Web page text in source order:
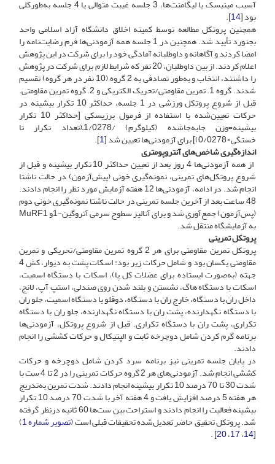
آسیب مینیسک یا لیگامنت‌ها، 3 جلسه غیبت متوالی یا 4 جلسه به‌طور‌کلی
بود [14
].
همچنین پروتکل مطالعه توسط کمیته اخلاق دانشگاه آزاد اسلامی واحد
بجنورد تأیید شد. همچنین در 1 جلسه همه‌ آزمودنی‌ها فرم رضایت‌نامه را
امضا کردند و آگاهانه و داوطلبانه آمادگی خود را برای شرکت در این پژوهش
اعلام کردند. از بین داوطلبان، 20 نفر که شرایط لازم برای شرکت در پژوهش
را داشتند، انتخاب و به‌طور تصادفی به 2 گروه (10 نفر در هر گروه) تقسیم
شدند. گروه 1. تمرین مقاومتی/تحریک الکتریکی و 2. گروه تمرین مقاومتی.
قبل از شروع پروتکل ورزشی در 1 جلسه، حداکثر 10 تکرار بیشینه در
حرکات تعیین‌شده با استفاده از فرمول برزیسکی [حداکثر 10 تکرار
بیشینه=وزن جابه‌جاشده (کیلوگرم) /1/0278–(تعداد تکرار تا
خستگی×0/0278)] برای آزمودنی‌ها تعیین شد [ 1
].
اندازه‌گیری شاخص‌های آنتروپومتری
از همه آزمودنی‌ها 4 روز بعد از تعیین حداکثر 10 تکرار بیشینه و قبل از
شروع پروتکل‌های تمرینی، نمونه‌گیری خونی (پیش‌آزمون) در حالت ناشتا
انجام شد. در ادامه، آزمودنی‌ها 12 هفته آزمایش مورد نظر را انجام دادند.
48 ساعت بعد از آخرین جلسه تمرینی در حالت ناشتا نمونه‌گیری خونی دوم
(پس‌آزمون) جمع‌آوری شد و برای آنالیز سطوح سرمی آتروگین-1و MuRF1
به آزمایشگاه منتقل شد.
پروتکل تمرینی
پروتکل تمرین مقاومتی برای هر 2 گروه تمرین مقاومتی/تحریکی و تمرین
مقاومتی یکسان بود و شامل حرکات زیر بود: اسکات پشت به دیوار، کش 4
جهته (به‌صورت ایستاده برای عضلات کل پا)، اسکات با دستگاه اسمیت،
اسکات با دستگاه هاگ، نشستن و بلند شدن روی صندلی، استپ آپ، لانج،
داخل ران با دستگاه، خارج ران با دستگاه، دوقلو با دستگاه اسمیت، جلو ران
با دستگاه نگهدارنده، پشت ران با دستگاه نگهدارنده، جلو ران با دستگاه
تکراری، پشت ران با دستگاه تکراری. قبل از شروع پروتکل، آزمودنی‌ها
برنامه گرم کردن شامل دوچرخه ثابت و الپتیکال و حرکات کششی را انجام
دادند.
در پایان جلسه تمرینی نیز برنامه سرد کردن شامل دوچرخه و حرکات
کششی انجام شد. آزمودنی‌های هر 2 گروه حرکات تمرینی را در 2 تا 4 ست با
شدت 30 تا 70 درصد 10 تکرار بیشینه انجام دادند. شدت تمرین به‌تدریج
هر هفته 5 درصد افزایش یافت و 4 هفته آخر با شدت 70 درصد 10 تکرار
بیشینه فعالیت را انجام دادند و استراحت بین ‌ست‌ها 60 ثانیه در‌نظر گرفته
شد. پروتکل تحقیق حاضر تعدیل‌شده تحقیقات قبلی است (تصویر شماره 1 )
[
14،17،20
] .